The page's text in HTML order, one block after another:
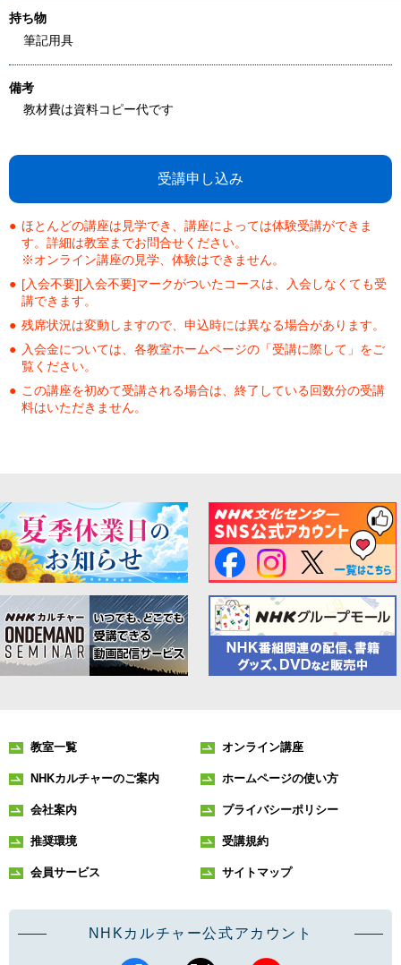
持ち物
筆記用具
備考
教材費は資料コピー代です
受講申し込み
ほとんどの講座は見学でき、講座によっては体験受講ができま
す。詳細は教室までお問合せください。
※オンライン講座の見学、体験はできません。
[入会不要][入会不要]マークがついたコースは、入会しなくても受
講できます。
残席状況は変動しますので、申込時には異なる場合があります。
入会金については、各教室ホームページの「受講に際して」をご
覧ください。
この講座を初めて受講される場合は、終了している回数分の受講
料はいただきません。
教室一覧 オンライン講座
NHKカルチャーのご案内 ホームページの使い方
会社案内 プライバシーポリシー
推奨環境 受講規約
会員サービス サイトマップ
NHKカルチャー公式アカウント